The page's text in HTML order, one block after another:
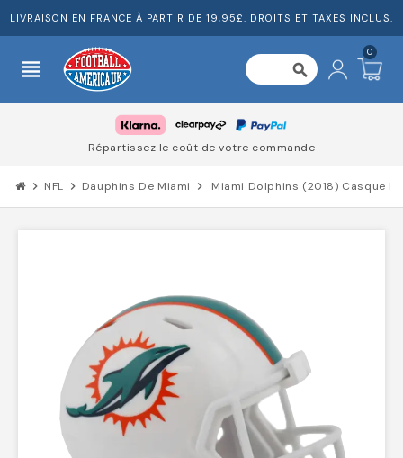
LIVRAISON EN FRANCE À PARTIR DE 19,95£. DROITS ET TAXES INCLUS.
view_headline search
0
Répartissez le coût de votre commande
chevron_right NFL chevron_right Dauphins De Miami chevron_right Miami Dolphins (2018) Casque